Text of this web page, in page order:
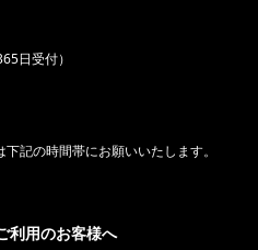
日受付）
記の時間帯にお願いいたします。
利用のお客様へ